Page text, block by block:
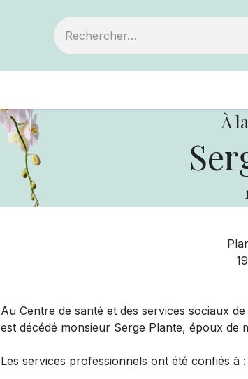
À
Au Centre de santé et des services sociaux
est décédé monsieur Serge Plante, époux de
Les services professionnels ont été confiés à :